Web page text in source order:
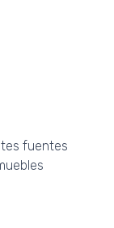
fuentes